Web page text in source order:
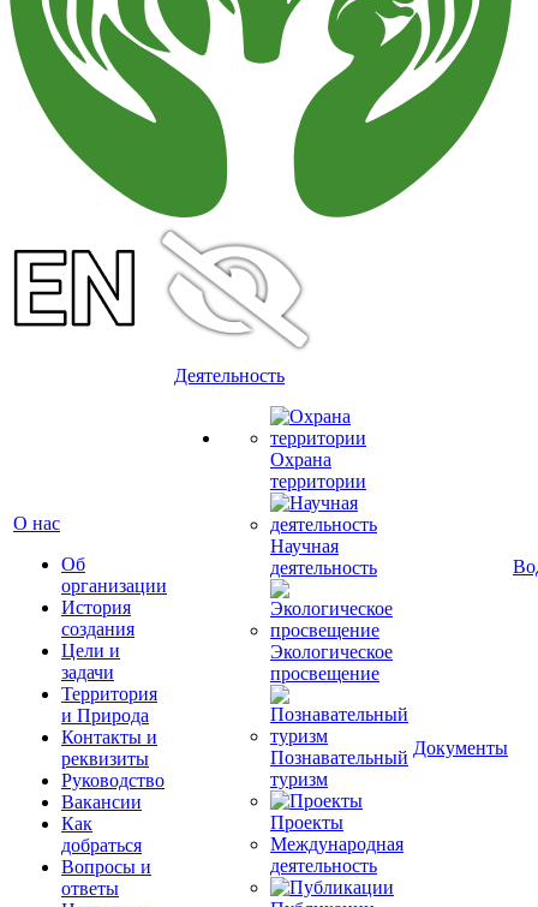
О нас
Об
организации
История
создания
Цели и
задачи
Территория
и Природа
Контакты и
реквизиты
Руководство
Вакансии
Как
добраться
Вопросы и
ответы
Деятельность
Охрана
территории
Научная
деятельность
Экологическое
просвещение
Познавательный
туризм
Проекты
Международная
деятельность
Документы